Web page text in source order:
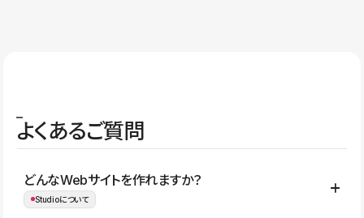
よくあるご質問
どんなWebサイトを作れますか？
Studioについて